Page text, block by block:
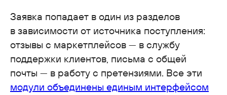
Заявка попадает в один из разделов
в зависимости от источника поступления:
отзывы с маркетплейсов — в службу
поддержки клиентов, письма с общей
почты — в работу с претензиями. Все эти
модули объединены единым интерфейсом